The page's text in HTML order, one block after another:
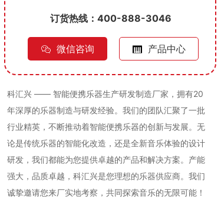
订货热线：400-888-3046
微信咨询 产品中心
科汇兴 —— 智能便携乐器生产研发制造厂家，拥有20
年深厚的乐器制造与研发经验。我们的团队汇聚了一批
行业精英，不断推动着智能便携乐器的创新与发展。无
论是传统乐器的智能化改造，还是全新音乐体验的设计
研发，我们都能为您提供卓越的产品和解决方案。产能
强大，品质卓越，科汇兴是您理想的乐器供应商。我们
诚挚邀请您来厂实地考察，共同探索音乐的无限可能！